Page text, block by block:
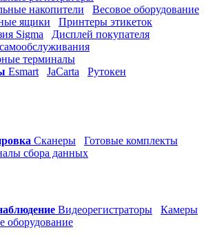
накопители
Весовое оборудование
ящики
Принтеры этикеток
Sigma
Дисплей покупателя
терминалы
Esmart JaCarta Рутокен
Сканеры
Готовые комплекты
сбора данных
Видеорегистраторы
Камеры
оборудование